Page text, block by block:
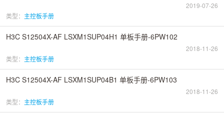
2019-07-26
类型： 主控板手册
H3C S12504X-AF LSXM1SUP04H1 单板手册-6PW102
2018-11-26
类型： 主控板手册
H3C S12504X-AF LSXM1SUP04B1 单板手册-6PW103
2018-11-26
类型： 主控板手册